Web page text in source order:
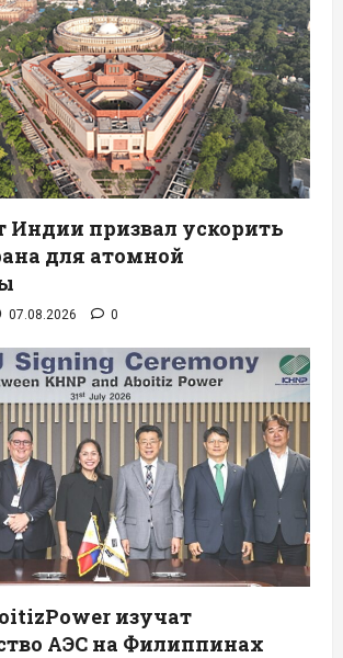
Индии призвал ускорить
для атомной
07.08.2026 0
изучат
АЭС на Филиппинах